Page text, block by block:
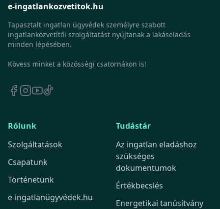
e-ingatlankozvetitok.hu
Tapasztalt ingatlan ügyvédek személyre szabott
ingatlanközvetítői szolgáltatást nyújtanak a lakáseladás
minden lépésében.
Kövess minket a közösségi csatornákon is!
Rólunk
Szolgáltatások
Csapatunk
Történetünk
e-ingatlanügyvédek.hu
Tudástár
Az ingatlan eladáshoz
szükséges
dokumentumok
Értékbecslés
Energetikai tanúsítvány